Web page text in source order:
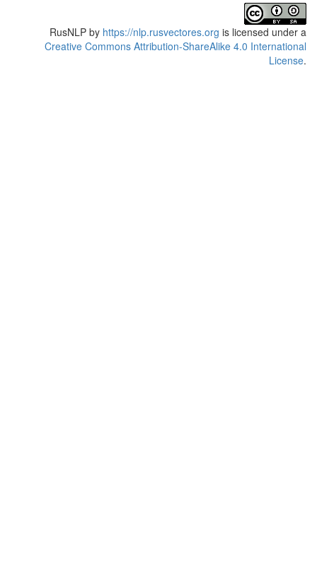
RusNLP by https://nlp.rusvectores.org is licensed under a
Creative Commons Attribution-ShareAlike 4.0 International
License.